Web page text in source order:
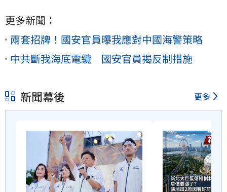
更多新聞：
兩套招牌！國安官員曝我應對中國海警策略
中共斷我海底電纜 國安官員揭反制措施
新聞幕後 更多